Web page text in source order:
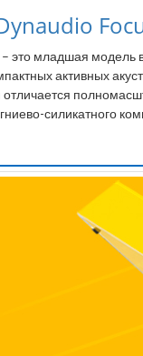
это младшая
активных
силикатного